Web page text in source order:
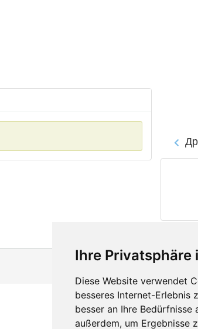
Ihre
Diese Website verwendet
besseres Internet-Erlebnis
besser an Ihre Bedürfnisse
außerdem, um Ergebnisse
Контакты
Оставить отзыв